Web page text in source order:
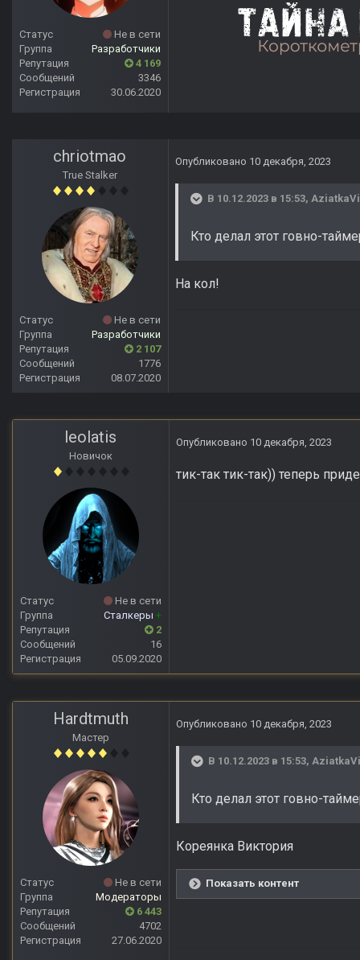
Статус
Не в сети
Группа
Разработчики
Репутация
4 169
Сообщений
3346
Регистрация
30.06.2020
chriotmao
True Stalker
Статус
Не в сети
Группа
Разработчики
Репутация
2 107
Сообщений
1776
Регистрация
08.07.2020
Опубликовано 10 декабря, 2023
В 10.12.2023 в 15:53,
Кто делал этот говно-
На кол!
leolatis
Новичок
Статус
Не в сети
Группа
Сталкеры +
Репутация
2
Сообщений
16
Регистрация
05.09.2020
Опубликовано 10 декабря, 2023
тик-так тик-так)) теперь
Hardtmuth
Мастер
Статус
Не в сети
Группа
Модераторы
Репутация
6 443
Сообщений
4702
Регистрация
27.06.2020
Опубликовано 10 декабря, 2023
В 10.12.2023 в 15:53,
Кто делал этот говно-
Кореянка Виктория
Показать контент